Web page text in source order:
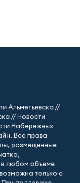
Альметьевска //
// Новости
Набережных
Все права
размещенные
в любом объеме
только с